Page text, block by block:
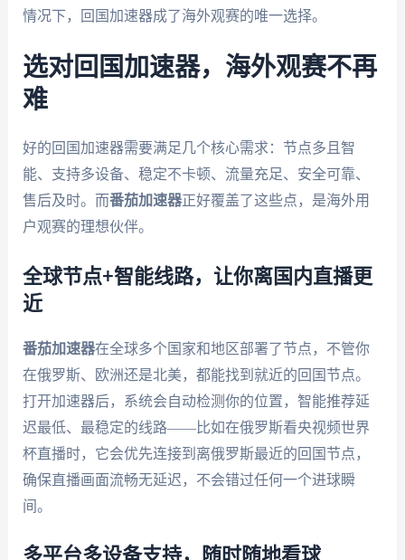
情况下，回国加速器成了海外观赛的唯一选择。
选对回国加速器，海外观赛不再
难
好的回国加速器需要满足几个核心需求：节点多且智
能、支持多设备、稳定不卡顿、流量充足、安全可靠、
售后及时。而番茄加速器正好覆盖了这些点，是海外用
户观赛的理想伙伴。
全球节点+智能线路，让你离国内直播更
近
番茄加速器在全球多个国家和地区部署了节点，不管你
在俄罗斯、欧洲还是北美，都能找到就近的回国节点。
打开加速器后，系统会自动检测你的位置，智能推荐延
迟最低、最稳定的线路——比如在俄罗斯看央视频世界
杯直播时，它会优先连接到离俄罗斯最近的回国节点，
确保直播画面流畅无延迟，不会错过任何一个进球瞬
间。
多平台多设备支持，随时随地看球